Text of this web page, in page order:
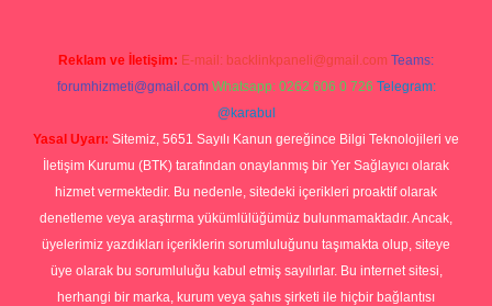
Reklam ve İletişim: E-mail: backlinkpaneli@gmail.com Teams:
forumhizmeti@gmail.com Whatsapp: 0262 606 0 726 Telegram:
@karabul
Yasal Uyarı: Sitemiz, 5651 Sayılı Kanun gereğince Bilgi Teknolojileri ve
İletişim Kurumu (BTK) tarafından onaylanmış bir Yer Sağlayıcı olarak
hizmet vermektedir. Bu nedenle, sitedeki içerikleri proaktif olarak
denetleme veya araştırma yükümlülüğümüz bulunmamaktadır. Ancak,
üyelerimiz yazdıkları içeriklerin sorumluluğunu taşımakta olup, siteye
üye olarak bu sorumluluğu kabul etmiş sayılırlar. Bu internet sitesi,
herhangi bir marka, kurum veya şahıs şirketi ile hiçbir bağlantısı